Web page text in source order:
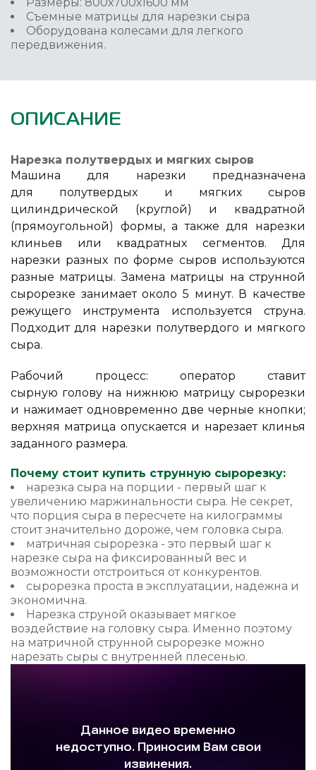
Съемные матрицы для нарезки сыра
Оборудована колесами для легкого
передвижения.
ОПИСАНИЕ
Нарезка полутвердых и мягких сыров
Машина для нарезки предназначена
для полутвердых и мягких сыров
цилиндрической (круглой) и квадратной
(прямоугольной) формы, а также для нарезки
клиньев или квадратных сегментов. Для
нарезки разных по форме сыров используются
разные матрицы. Замена матрицы на струнной
сырорезке занимает около 5 минут. В качестве
режущего инструмента используется струна.
Подходит для нарезки полутвердого и мягкого
сыра.
Рабочий процесс: оператор ставит
сырную голову на нижнюю матрицу сырорезки
и нажимает одновременно две черные кнопки;
верхняя матрица опускается и нарезает клинья
заданного размера.
Почему стоит купить струнную сырорезку:
нарезка сыра на порции - первый шаг к
увеличению маржинальности сыра. Не секрет,
что порция сыра в пересчете на килограммы
стоит значительно дороже, чем головка сыра.
матричная сырорезка - это первый шаг к
нарезке сыра на фиксированный вес и
возможности отстроиться от конкурентов.
сырорезка проста в эксплуатации, надежна и
экономична.
Нарезка струной оказывает мягкое
воздействие на головку сыра. Именно поэтому
на матричной струнной сырорезке можно
нарезать сыры с внутренней плесенью.